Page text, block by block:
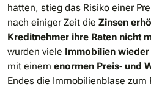
hatten, stieg das Risiko einer
nach einiger Zeit die Zinsen
Kreditnehmer ihre Raten nicht
wurden viele Immobilien
mit einem enormen Preis- und
Endes die Immobilienblase zum